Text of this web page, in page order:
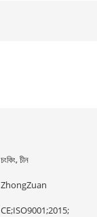
চংকিং, চীন
ZhongZuan
CE;ISO9001;2015;